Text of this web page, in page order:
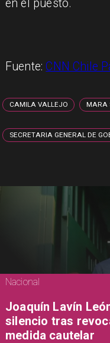
en el puesto.
Fuente:CNN Chile
CAMILA VALLEJO MARA
SECRETARIA GENERAL DE
Nacional
Joaquín Lavín
silencio tras
medida cautelar